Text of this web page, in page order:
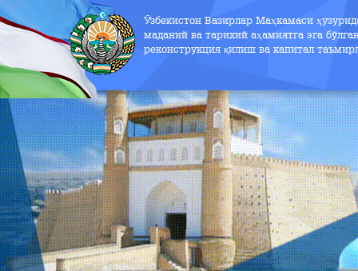
Ўзбекистон Вазирлар Маҳкамаси
маданий ва тарихий аҳамиятга эга
реконструкция қилиш ва капитал